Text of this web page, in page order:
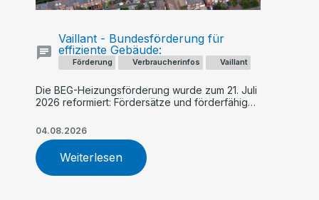
Förderung Verbraucherinfos Vaillant
Vaillant - Bundesförderung für
effiziente Gebäude:
Die BEG-Heizungsförderung wurde zum 21. Juli
2026 reformiert: Fördersätze und förderfähige
Geringverdiener und Familien stärker
profitieren. Ein früher Antrag – etwa für eine
Vaillant Wärmepumpe – kann sich finanziell
lohnen.
04.08.2026
Weiterlesen